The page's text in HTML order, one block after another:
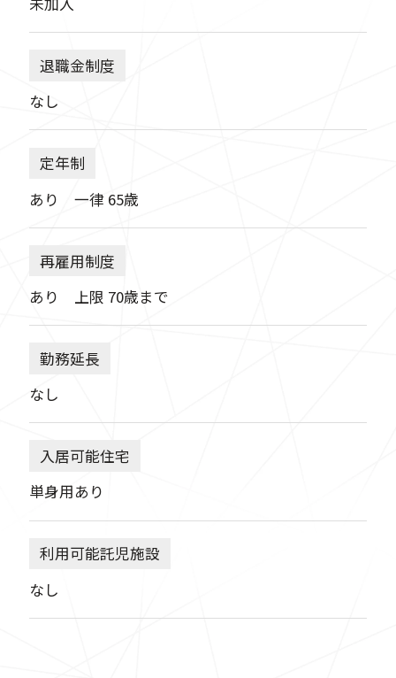
退職金制度
なし
定年制
あり 一律 65歳
再雇用制度
あり 上限 70歳まで
勤務延長
なし
入居可能住宅
単身用あり
利用可能託児施設
なし